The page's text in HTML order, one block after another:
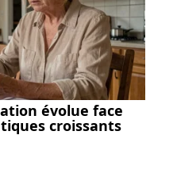
évolue face
croissants